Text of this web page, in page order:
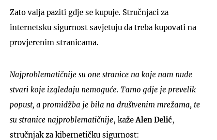
Zato valja paziti gdje se kupuje. Stručnjaci za
internetsku sigurnost savjetuju da treba kupovati na
provjerenim stranicama.
Najproblematičnije su one stranice na koje nam nude
stvari koje izgledaju nemoguće. Tamo gdje je prevelik
popust, a promidžba je bila na društvenim mrežama, te
su stranice najproblematičnije, kaže Alen Delić,
stručnjak za kibernetičku sigurnost: